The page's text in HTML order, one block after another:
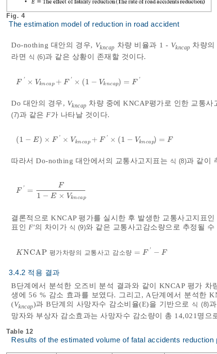
Fig. 4
The estimation model of reduction in road accident
Do-nothing 대안의 경우, Vkncap 차량 비율과 1 - Vkncap 차량
라면 식 (6)과 같은 상황이 존재할 것이다.
F ' × Vkncap + F ' × (1 − Vkncap) = F '
F'×Vk nc ap +F '× 1-Vknc ap=F
Do 대안의 경우, Vkncap 차량 중에 KNCAP평가로 인한 교통
(7)과 같은 F가 나타날 것이다.
(1 − E) × F ' × Vkncap + F ' × (1 − Vkncap) = F
1- E×F'×Vkn cap + F'× 1- Vknca p= F
따라서 Do-nothing 대안에서의 교통사고지표는 식 (8)과 같이
F ' =
F
1 − E × Vkncap
F =F1-E×Vknca
결론적으로 KNCAP 평가를 실시한 후 발생한 교통사고지표인
표인 F′의 차이가 식 (9)와 같은 교통사고감소량으로 추정될 수
K NCAP 평 가차량의 교통사고 감소량 = F ' − F
KNCAP 평가차량의 교통사고 감 소량=
3.4.2 적용 결과
B단계에서 분석한 오즈비 분석 결과와 같이 KNCAP 평가
생에 56 % 감소 효과를 보였다. 그리고, A단계에서 분석한
(Vkncap)과 B단계의 사망자수 감소비율(E)을 기반으로 식 (8)
망자와 부상자 감소효과는 사망자수 감소량이 총 14,021명
Table 12
Results of the estimated volume of fatal accidents reduction